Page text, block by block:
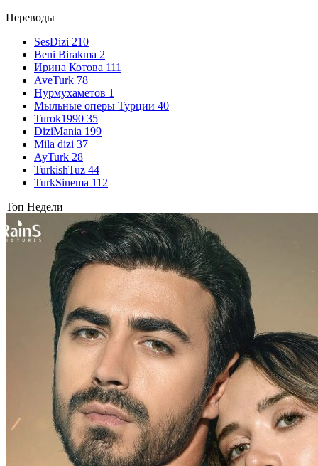
Переводы
SesDizi 210
Beni Birakma 2
Ирина Котова 111
AveTurk 78
Нурмухаметов 1
Мыльные оперы Турции 40
Turok1990 35
DiziMania 199
Mila dizi 37
AyTurk 28
TurkishTuz 44
TurkSinema 112
Топ Недели